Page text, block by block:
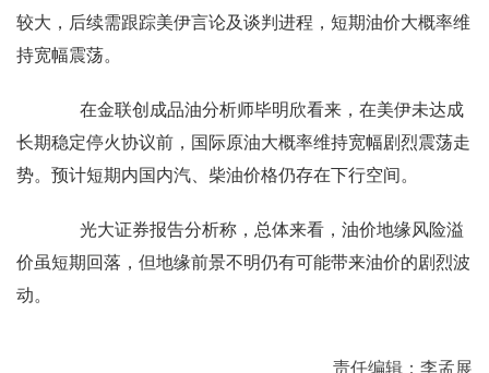
较大，后续需跟踪美伊言论及谈判进程，短期油价大概率维
持宽幅震荡。
在金联创成品油分析师毕明欣看来，在美伊未达成
长期稳定停火协议前，国际原油大概率维持宽幅剧烈震荡走
势。预计短期内国内汽、柴油价格仍存在下行空间。
光大证券报告分析称，总体来看，油价地缘风险溢
价虽短期回落，但地缘前景不明仍有可能带来油价的剧烈波
动。
责任编辑：李孟展